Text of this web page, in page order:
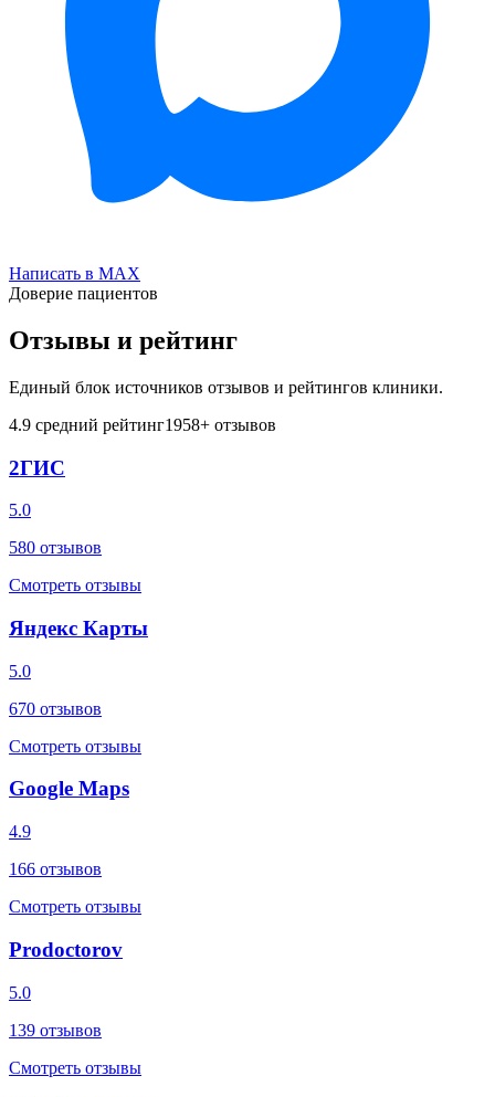
Написать в MAX
Доверие пациентов
Отзывы и рейтинг
Единый блок источников отзывов и рейтингов клиники.
4.9 средний рейтинг1958+ отзывов
2ГИС
5.0
580 отзывов
Смотреть отзывы
Яндекс Карты
5.0
670 отзывов
Смотреть отзывы
Google Maps
4.9
166 отзывов
Смотреть отзывы
Prodoctorov
5.0
139 отзывов
Смотреть отзывы